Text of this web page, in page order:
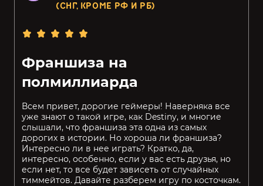
(СНГ, КРОМЕ РФ И РБ)
Франшиза на
полмиллиарда
Всем привет, дорогие геймеры! Наверняка все
уже знают о такой игре, как Destiny, и многие
слышали, что франшиза эта одна из самых
дорогих в истории. Но хороша ли франшиза?
Интересно ли в нее играть? Кратко, да,
интересно, особенно, если у вас есть друзья, но
если нет, то все будет зависеть от случайных
тиммейтов. Давайте разберем игру по косточкам.